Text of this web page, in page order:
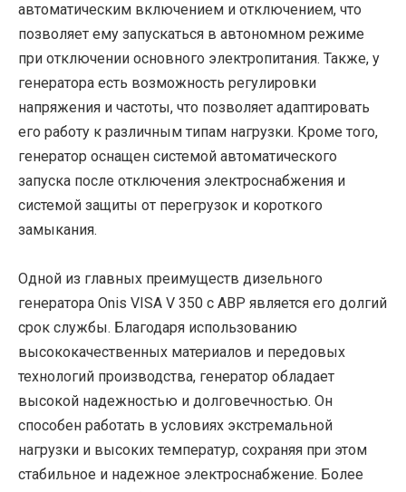
автоматическим включением и отключением, что
позволяет ему запускаться в автономном режиме
при отключении основного электропитания. Также, у
генератора есть возможность регулировки
напряжения и частоты, что позволяет адаптировать
его работу к различным типам нагрузки. Кроме того,
генератор оснащен системой автоматического
запуска после отключения электроснабжения и
системой защиты от перегрузок и короткого
замыкания.
Одной из главных преимуществ дизельного
генератора Onis VISA V 350 с АВР является его долгий
срок службы. Благодаря использованию
высококачественных материалов и передовых
технологий производства, генератор обладает
высокой надежностью и долговечностью. Он
способен работать в условиях экстремальной
нагрузки и высоких температур, сохраняя при этом
стабильное и надежное электроснабжение. Более